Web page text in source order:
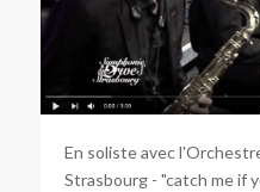
En soliste avec
Strasbourg - "catch me if